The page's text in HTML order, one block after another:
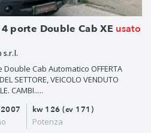
porte Double Cab XE usato
s.r.l.
Double Cab Automatico OFFERTA
SETTORE, VEICOLO VENDUTO
CAMBI.....
kw 126 (cv 171)
Potenza